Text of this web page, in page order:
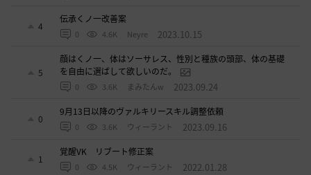
4
伝承くノ一改善案
0 4.6K Neyre 2023.10.15
5
顔はくノ一、体はソーサレス、性別と種族の頭部、体の基礎
を自由に選ばして欲しいのだ。
0 3.6K まみたんw 2023.09.24
0
9月13日以降のヴァルキリースキル調整依頼
0 3.6K ウィーラント 2023.09.16
1
覚醒VK リブート修正案
0 4.5K ウィーラント 2022.01.28